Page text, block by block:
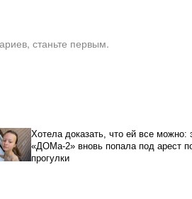
станьте первым.
Хотела доказать, что ей все можно:
«ДОМа-2» вновь попала под арест
прогулки